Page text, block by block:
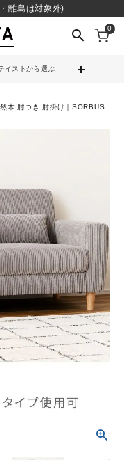
離島は対象外)
search 0
イストから選ぶ
木 肘つき 肘掛け｜SORBUS